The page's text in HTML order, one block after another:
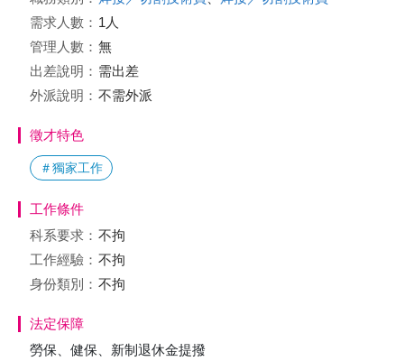
需求人數： 1人
管理人數： 無
出差說明： 需出差
外派說明： 不需外派
徵才特色
＃獨家工作
工作條件
科系要求： 不拘
工作經驗： 不拘
身份類別： 不拘
法定保障
勞保、健保、新制退休金提撥